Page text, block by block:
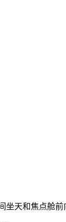
天和焦点舱前